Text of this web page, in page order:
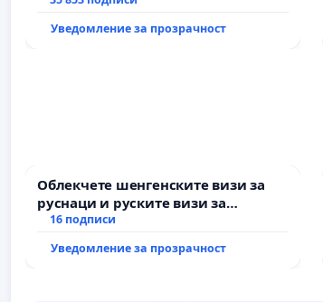
Уведомление за прозрачност
Облекчете шенгенските визи за
руснаци и руските визи за
българи
16 подписи
Уведомление за прозрачност